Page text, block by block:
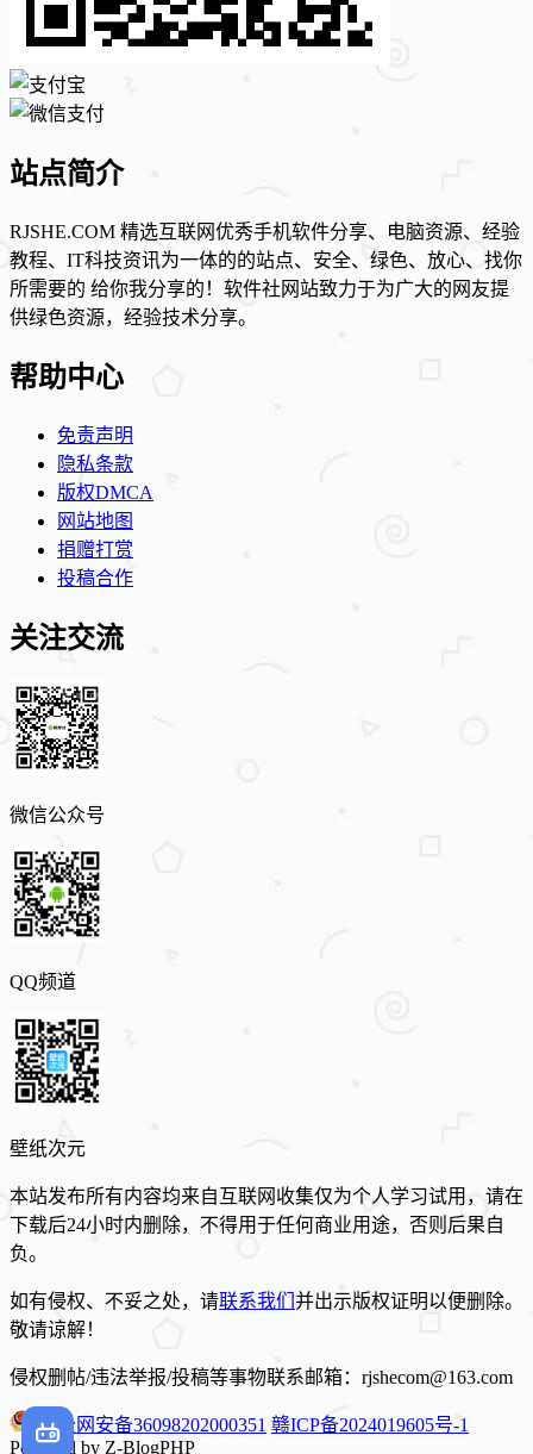
站点简介
RJSHE.COM 精选互联网优秀手机软件分享、电脑资源、经验
教程、IT科技资讯为一体的的站点、安全、绿色、放心、找你
所需要的 给你我分享的！软件社网站致力于为广大的网友提
供绿色资源，经验技术分享。
帮助中心
免责声明
隐私条款
版权DMCA
网站地图
捐赠打赏
投稿合作
关注交流
微信公众号
QQ频道
壁纸次元
本站发布所有内容均来自互联网收集仅为个人学习试用，请在
下载后24小时内删除，不得用于任何商业用途，否则后果自
负。
如有侵权、不妥之处，请联系我们 并出示版权证明以便删除。
敬请谅解！
侵权删帖/违法举报/投稿等事物联系邮箱：rjshecom@163.com
赣公网安备36098202000351 赣ICP备2024019605号-1
Powered by Z-BlogPHP